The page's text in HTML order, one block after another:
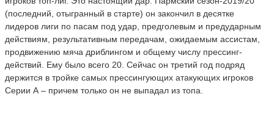
(последний, отыгранный в старте) он закончил в десятке
лидеров лиги по пасам под удар, предголевым и предударным
действиям, результативным передачам, ожидаемым ассистам,
продвижению мяча дриблингом и общему числу прессинг-
действий. Ему было всего 20. Сейчас он третий год подряд
держится в тройке самых прессингующих атакующих игроков
Серии А – причем только он не выпадал из топа.